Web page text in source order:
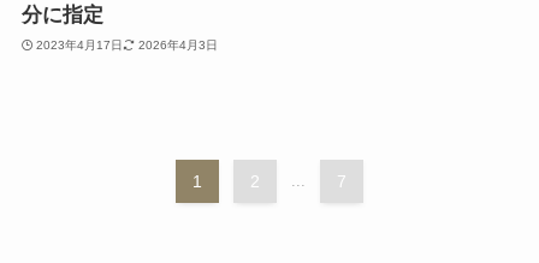
分に指定
2023年4月17日 2026年4月3日
1 2 ... 7